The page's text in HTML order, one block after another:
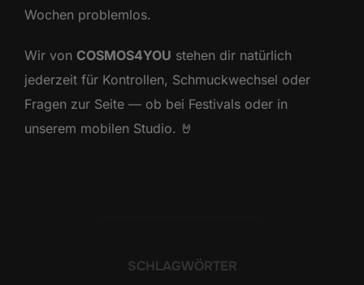
Wochen problemlos.
Wir von COSMOS4YOU stehen dir natürlich
jederzeit für Kontrollen, Schmuckwechsel oder
Fragen zur Seite — ob bei Festivals oder in
unserem mobilen Studio. 🤘
SCHLAGWÖRTER